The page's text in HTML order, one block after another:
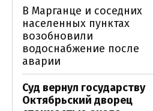
В Марганце и соседних
населенных пунктах
возобновили
водоснабжение после
аварии
Суд вернул государству
Октябрьский дворец